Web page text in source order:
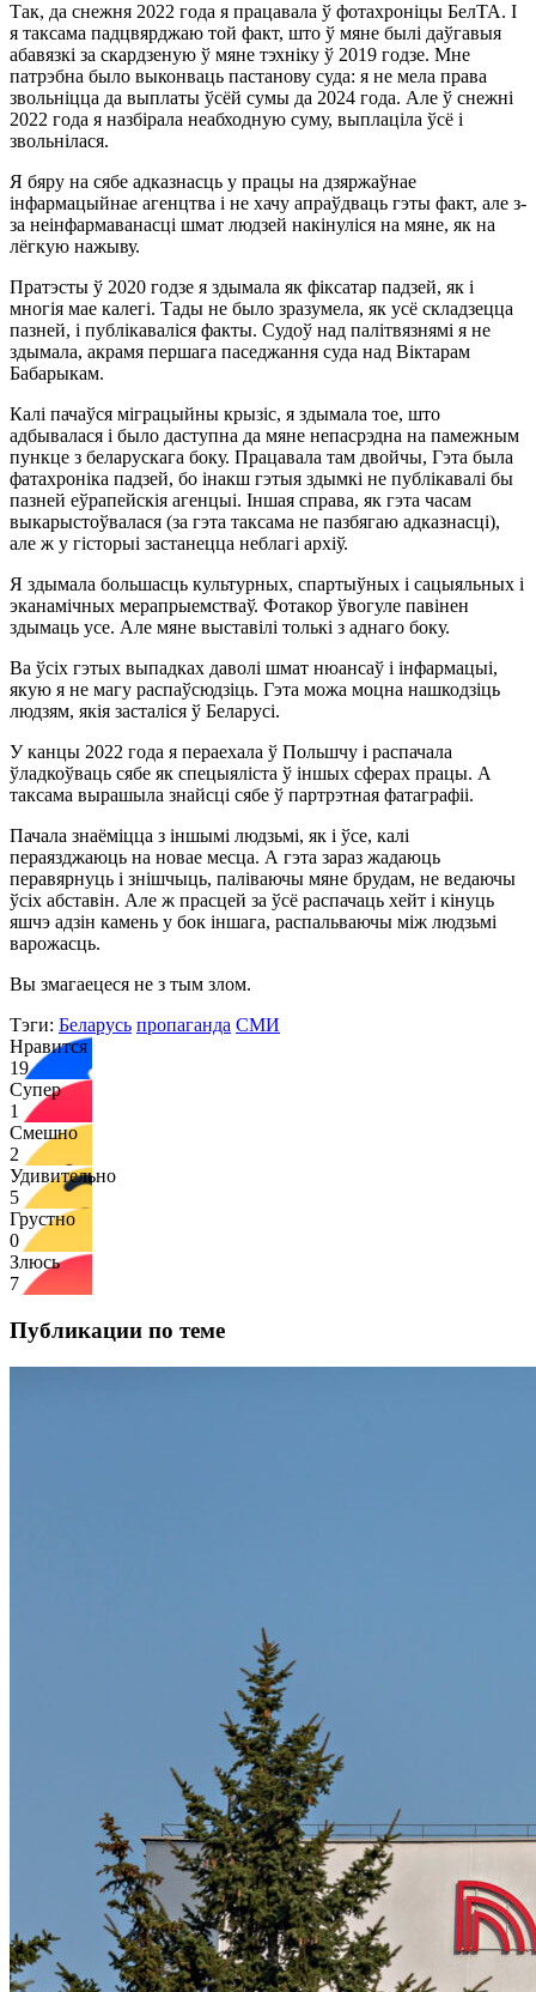
Так, да снежня 2022 года я працавала ў фотахроніцы БелТА. І
я таксама падцвярджаю той факт, што ў мяне былі даўгавыя
абавязкі за скардзеную ў мяне тэхніку ў 2019 годзе. Мне
патрэбна было выконваць пастанову суда: я не мела права
звольніцца да выплаты ўсёй сумы да 2024 года. Але ў снежні
2022 года я назбірала неабходную суму, выплаціла ўсё і
звольнілася.
Я бяру на сябе адказнасць у працы на дзяржаўнае
інфармацыйнае агенцтва і не хачу апраўдваць гэты факт, але з-
за неінфармаванасці шмат людзей накінуліся на мяне, як на
лёгкую нажыву.
Пратэсты ў 2020 годзе я здымала як фіксатар падзей, як і
многія мае калегі. Тады не было зразумела, як усё складзецца
пазней, і публікаваліся факты. Судоў над палітвязнямі я не
здымала, акрамя першага паседжання суда над Віктарам
Бабарыкам.
Калі пачаўся міграцыйны крызіс, я здымала тое, што
адбывалася і было даступна да мяне непасрэдна на памежным
пункце з беларускага боку. Працавала там двойчы, Гэта была
фатахроніка падзей, бо інакш гэтыя здымкі не публікавалі бы
пазней еўрапейскія агенцыі. Іншая справа, як гэта часам
выкарыстоўвалася (за гэта таксама не пазбягаю адказнасці),
але ж у гісторыі застанецца неблагі архіў.
Я здымала большасць культурных, спартыўных і сацыяльных і
эканамічных мерапрыемстваў. Фотакор ўвогуле павінен
здымаць усе. Але мяне выставілі толькі з аднаго боку.
Ва ўсіх гэтых выпадках даволі шмат нюансаў і інфармацыі,
якую я не магу распаўсюдзіць. Гэта можа моцна нашкодзіць
людзям, якія засталіся ў Беларусі.
У канцы 2022 года я пераехала ў Польшчу і распачала
ўладкоўваць сябе як спецыяліста ў іншых сферах працы. А
таксама вырашыла знайсці сябе ў партрэтная фатаграфіі.
Пачала знаёміцца з іншымі людзьмі, як і ўсе, калі
пераязджаюць на новае месца. А гэта зараз жадаюць
перавярнуць і знішчыць, паліваючы мяне брудам, не ведаючы
ўсіх абставін. Але ж прасцей за ўсё распачаць хейт і кінуць
яшчэ адзін камень у бок іншага, распальваючы між людзьмі
варожасць.
Вы змагаецеся не з тым злом.
Тэги: Беларусь пропаганда СМИ
Нравится
19
Супер
1
Смешно
2
Удивительно
5
Грустно
0
Злюсь
7
Публикации по теме